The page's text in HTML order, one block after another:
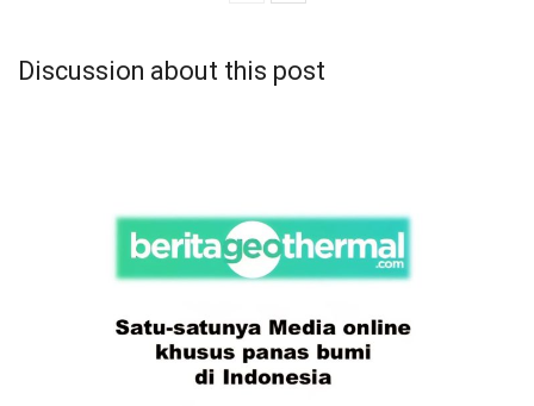
Discussion about this post